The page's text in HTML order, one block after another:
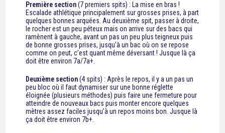
Première section(7 premiers spits) : La mise en bras !
Escalade athlétique principalement sur grosses prises, à part
quelques bonnes arquées. Au deuxième spit, passer à droite,
le rocher est un peu péteux mais on arrive sur des bacs qui
ramènent à gauche, avant un pas un peu plus teigneux puis
de bonne grosses prises, jusqu’à un bac où on se repose
comme on peut, c’est quant même déversant ! Jusque là ça
doit être environ 7a/7a+.
Deuxième section(4 spits) : Après le repos, il y a un pas un
peu bloc où il faut dynamiser sur une bonne réglette
éloignée (plusieurs méthodes) puis faire une fermeture pour
atteindre de nouveaux bacs puis monter encore quelques
mètres assez faciles jusqu’à un repos moins bon. Jusque là
ça doit être environ 7b+.